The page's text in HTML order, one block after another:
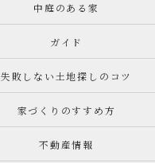
中庭のある家
ガイド
失敗しない土地探しのコツ
家づくりのすすめ方
不動産情報